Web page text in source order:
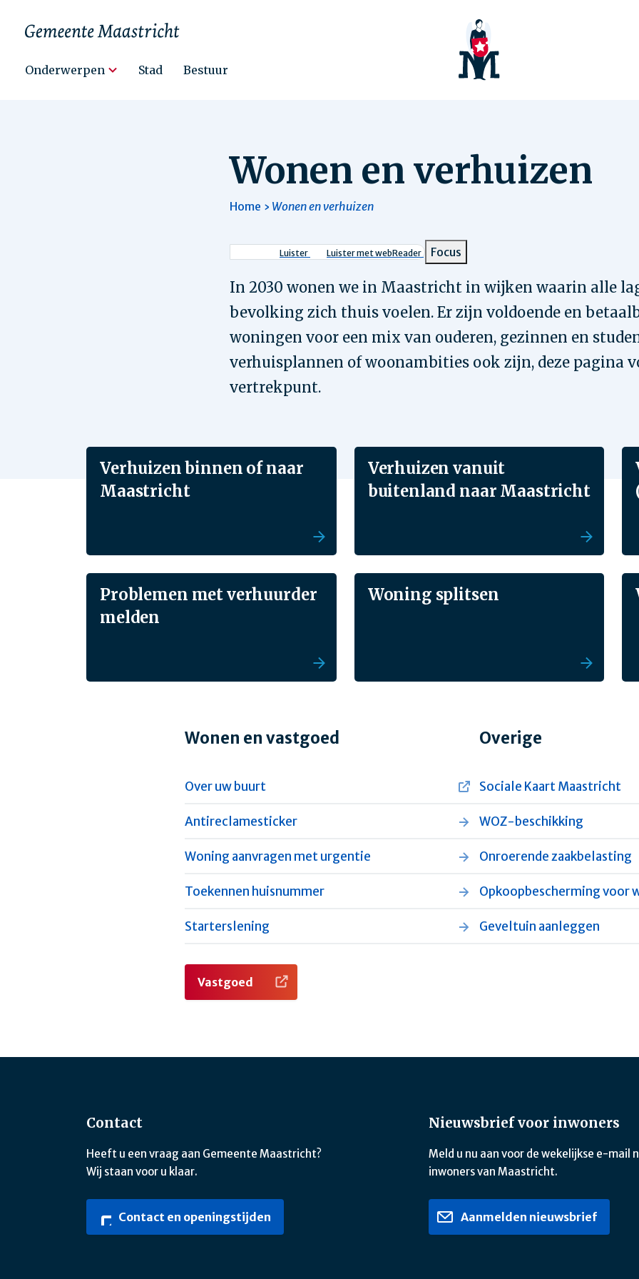
Onderwerpen Stad Bestuur
Wonen en verhuizen
Kruimelpad
Home Wonen en verhuizen
Luister Luister met webReader Focus
In 2030 wonen we in Maastricht in wijken waarin alle
bevolking zich thuis voelen. Er zijn voldoende en
woningen voor een mix van ouderen, gezinnen en
verhuisplannen of woonambities ook zijn, deze pagina
vertrekpunt.
Verhuizen binnen of naar
Maastricht
Verhuizen vanuit
buitenland naar Maastricht
Problemen met verhuurder
melden
Woning splitsen
Wonen en vastgoed
Over uw buurt
Antireclamesticker
Woning aanvragen met urgentie
Toekennen huisnummer
Starterslening
Vastgoed
Overige
Sociale Kaart Maastricht
WOZ-beschikking
Onroerende zaakbelasting
Opkoopbescherming voor
Geveltuin aanleggen
Contact
Heeft u een vraag aan Gemeente Maastricht?
Wij staan voor u klaar.
Contact en openingstijden
Nieuwsbrief voor inwoners
Meld u nu aan voor de wekelijkse e-mail
inwoners van Maastricht.
Aanmelden nieuwsbrief